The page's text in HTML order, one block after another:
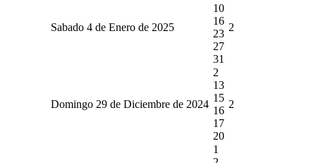
Sabado 4 de Enero de 2025
10
16
23
27
31
2
Domingo 29 de Diciembre de 2024
2
13
15
16
17
20
2
1